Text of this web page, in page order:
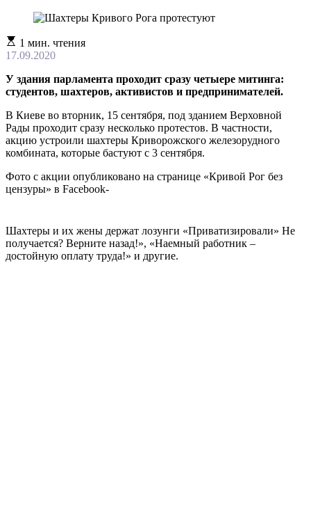
Расчетное
время
1 мин. чтения
17.09.2020
У здания парламента проходит сразу четыере митинга:
студентов, шахтеров, активистов и предпринимателей.
В Киеве во вторник, 15 сентября, под зданием Верховной
Рады проходит сразу несколько протестов. В частности,
акцию устроили шахтеры Криворожского железорудного
комбината, которые бастуют с 3 сентября.
Фото с акции опубликовано на странице «Кривой Рог без
цензуры» в Facebook-
Шахтеры и их жены держат лозунги «Приватизировали» Не
получается? Верните назад!», «Наемный работник –
достойную оплату труда!» и другие.